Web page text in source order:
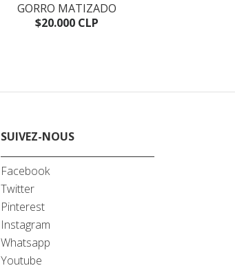
GORRO MATIZADO
$20.000 CLP
SUIVEZ-NOUS
Facebook
Twitter
Pinterest
Instagram
Whatsapp
Youtube